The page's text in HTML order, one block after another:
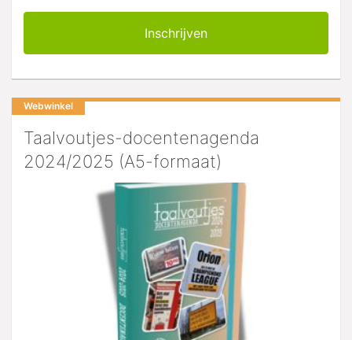
Webwinkel
Taalvoutjes-docentenagenda
2024/2025 (A5-formaat)